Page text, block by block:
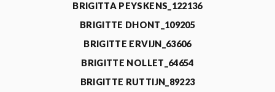
BRIGITTA PEYSKENS_122136
BRIGITTE DHONT_109205
BRIGITTE ERVIJN_63606
BRIGITTE NOLLET_64654
BRIGITTE RUTTIJN_89223